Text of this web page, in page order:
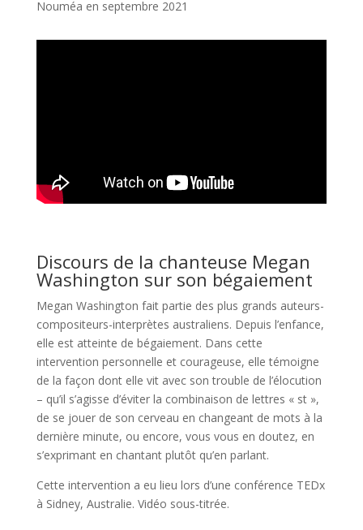
Nouméa en septembre 2021
Discours de la chanteuse Megan
Washington sur son bégaiement
Megan Washington fait partie des plus grands auteurs-
compositeurs-interprètes australiens. Depuis l’enfance,
elle est atteinte de bégaiement. Dans cette
intervention personnelle et courageuse, elle témoigne
de la façon dont elle vit avec son trouble de l’élocution
– qu’il s’agisse d’éviter la combinaison de lettres « st »,
de se jouer de son cerveau en changeant de mots à la
dernière minute, ou encore, vous vous en doutez, en
s’exprimant en chantant plutôt qu’en parlant.
Cette intervention a eu lieu lors d’une conférence TEDx
à Sidney, Australie. Vidéo sous-titrée.